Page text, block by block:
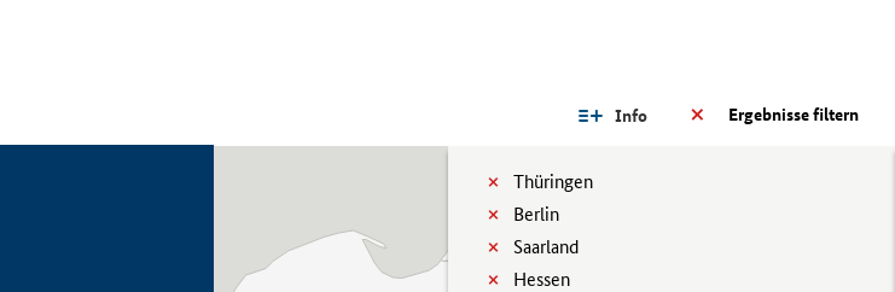
Ergebnisse filtern
Info
Thüringen
Berlin
Saarland
Hessen